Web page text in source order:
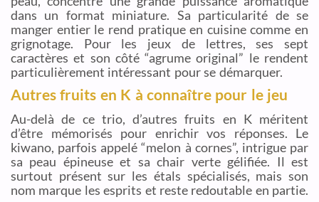
dans un format miniature. Sa particularité de se
manger entier le rend pratique en cuisine comme en
grignotage. Pour les jeux de lettres, ses sept
caractères et son côté “agrume original” le rendent
particulièrement intéressant pour se démarquer.
Autres fruits en K à connaître pour le jeu
Au-delà de ce trio, d’autres fruits en K méritent
d’être mémorisés pour enrichir vos réponses. Le
kiwano, parfois appelé “melon à cornes”, intrigue par
sa peau épineuse et sa chair verte gélifiée. Il est
surtout présent sur les étals spécialisés, mais son
nom marque les esprits et reste redoutable en partie.